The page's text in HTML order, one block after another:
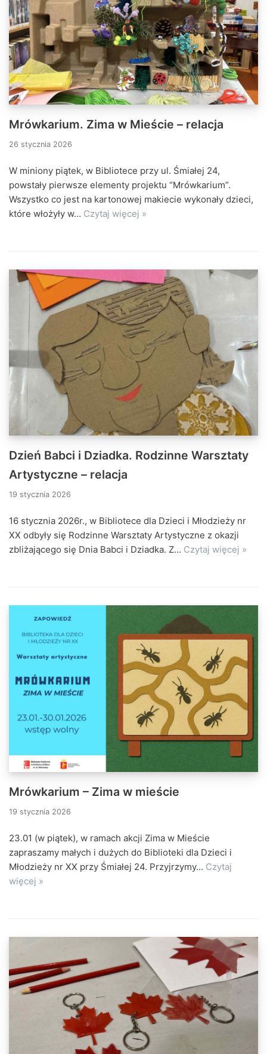
Mrówkarium. Zima w Mieście – relacja
26 stycznia 2026
W miniony piątek, w Bibliotece przy ul. Śmiałej 24,
powstały pierwsze elementy projektu “Mrówkarium”.
Wszystko co jest na kartonowej makiecie wykonały dzieci,
które włożyły w… Czytaj więcej »
Dzień Babci i Dziadka. Rodzinne Warsztaty
Artystyczne – relacja
19 stycznia 2026
16 stycznia 2026r., w Bibliotece dla Dzieci i Młodzieży nr
XX odbyły się Rodzinne Warsztaty Artystyczne z okazji
zbliżającego się Dnia Babci i Dziadka. Z… Czytaj więcej »
Mrówkarium – Zima w mieście
19 stycznia 2026
23.01 (w piątek), w ramach akcji Zima w Mieście
zapraszamy małych i dużych do Biblioteki dla Dzieci i
Młodzieży nr XX przy Śmiałej 24. Przyjrzymy… Czytaj
więcej »